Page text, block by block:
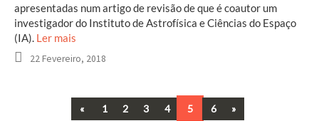
apresentadas num artigo de revisão de que é coautor um
investigador do Instituto de Astrofísica e Ciências do Espaço
(IA). Ler mais
22 Fevereiro, 2018
« Previous
1 2 3 4 5 6 Next
»